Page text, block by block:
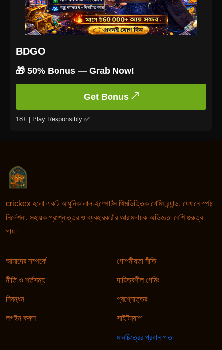
BDGO
🎁 50% Bonus — Grab Now!
Get Bonus ↗
18+ | Play Responsibly ✅
crickex হলো একটি আধুনিক লাল-ইস্পোর্টস থিমভিত্তিক গেমিং ব্র্যান্ড, যেখানে স্পষ্ট
নির্দেশনা, সহায়ক প্রশ্নোত্তর ও ব্যবহারকারীর আরামদায়ক অভিজ্ঞতা বেশি গুরুত্ব
পায়।
আমাদের সম্পর্কে
নীতি ও শর্তসমূহ
গোপনীয়তা নীতি
দায়িত্বশীল গেমিং
নিবন্ধন
লগইন করুন
প্রশ্নোত্তর
সাইটম্যাপ
মানচিত্রের প্রধান পাতা